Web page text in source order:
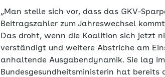
„Man stelle sich vor, dass das GKV-
Beitragszahler zum Jahreswechsel
Das droht, wenn die Koalition sich jetzt
verständigt und weitere Abstriche am
anhaltende Ausgabendynamik. Sie lag
Bundesgesundheitsministerin hat bereits